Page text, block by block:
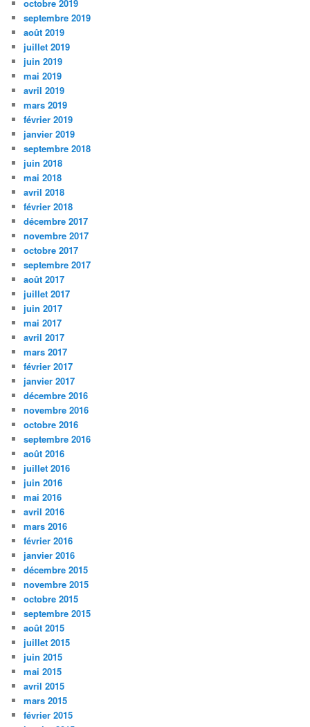
octobre 2019
septembre 2019
août 2019
juillet 2019
juin 2019
mai 2019
avril 2019
mars 2019
février 2019
janvier 2019
septembre 2018
juin 2018
mai 2018
avril 2018
février 2018
décembre 2017
novembre 2017
octobre 2017
septembre 2017
août 2017
juillet 2017
juin 2017
mai 2017
avril 2017
mars 2017
février 2017
janvier 2017
décembre 2016
novembre 2016
octobre 2016
septembre 2016
août 2016
juillet 2016
juin 2016
mai 2016
avril 2016
mars 2016
février 2016
janvier 2016
décembre 2015
novembre 2015
octobre 2015
septembre 2015
août 2015
juillet 2015
juin 2015
mai 2015
avril 2015
mars 2015
février 2015